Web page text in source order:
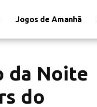
Jogos de Amanhã
da Noite
do